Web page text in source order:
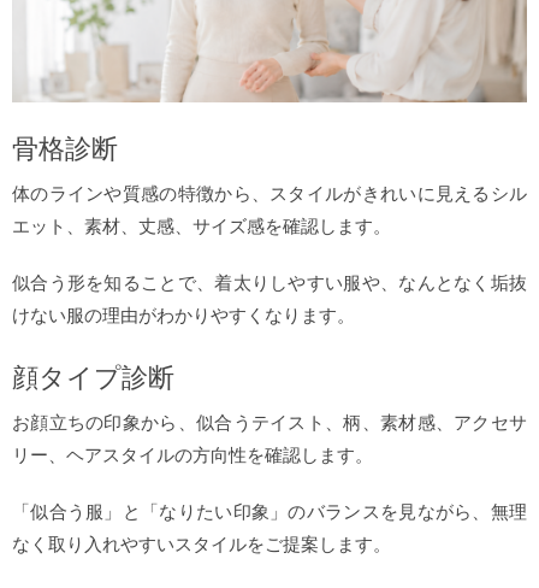
骨格診断
体のラインや質感の特徴から、スタイルがきれいに見えるシル
エット、素材、丈感、サイズ感を確認します。
似合う形を知ることで、着太りしやすい服や、なんとなく垢抜
けない服の理由がわかりやすくなります。
顔タイプ診断
お顔立ちの印象から、似合うテイスト、柄、素材感、アクセサ
リー、ヘアスタイルの方向性を確認します。
「似合う服」と「なりたい印象」のバランスを見ながら、無理
なく取り入れやすいスタイルをご提案します。